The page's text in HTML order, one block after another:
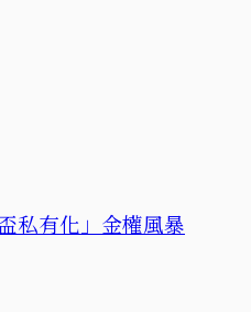
私有化」金權風暴